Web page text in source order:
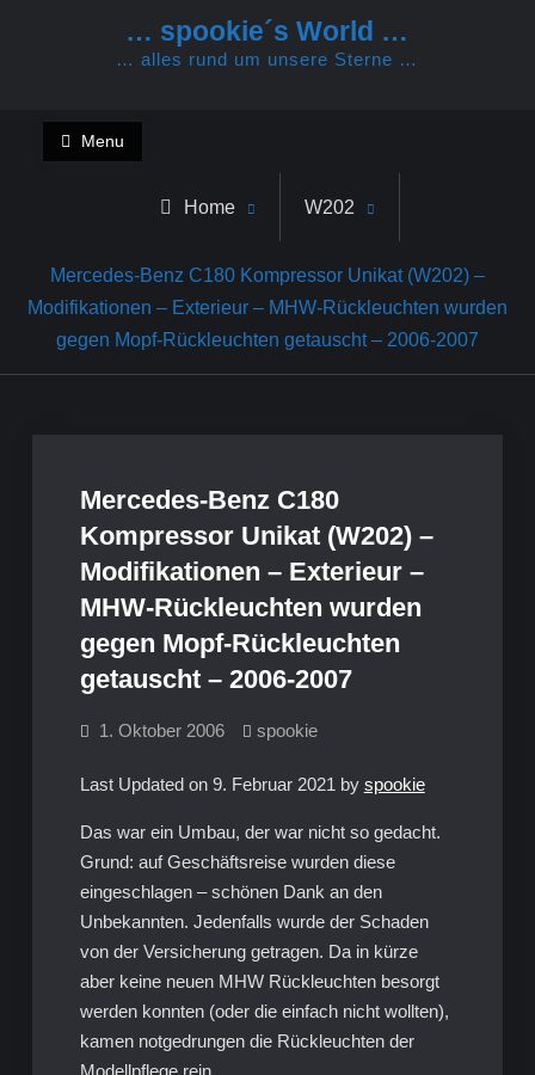
… spookie´s World …
… alles rund um unsere Sterne …
Menu
Home W202
Mercedes-Benz C180 Kompressor Unikat (W202) –
Modifikationen – Exterieur – MHW-Rückleuchten wurden
gegen Mopf-Rückleuchten getauscht – 2006-2007
Mercedes-Benz C180
Kompressor Unikat (W202) –
Modifikationen – Exterieur –
MHW-Rückleuchten wurden
gegen Mopf-Rückleuchten
getauscht – 2006-2007
1. Oktober 2006 spookie
Last Updated on 9. Februar 2021 by spookie
Das war ein Umbau, der war nicht so gedacht.
Grund: auf Geschäftsreise wurden diese
eingeschlagen – schönen Dank an den
Unbekannten. Jedenfalls wurde der Schaden
von der Versicherung getragen. Da in kürze
aber keine neuen MHW Rückleuchten besorgt
werden konnten (oder die einfach nicht wollten),
kamen notgedrungen die Rückleuchten der
Modellpflege rein.